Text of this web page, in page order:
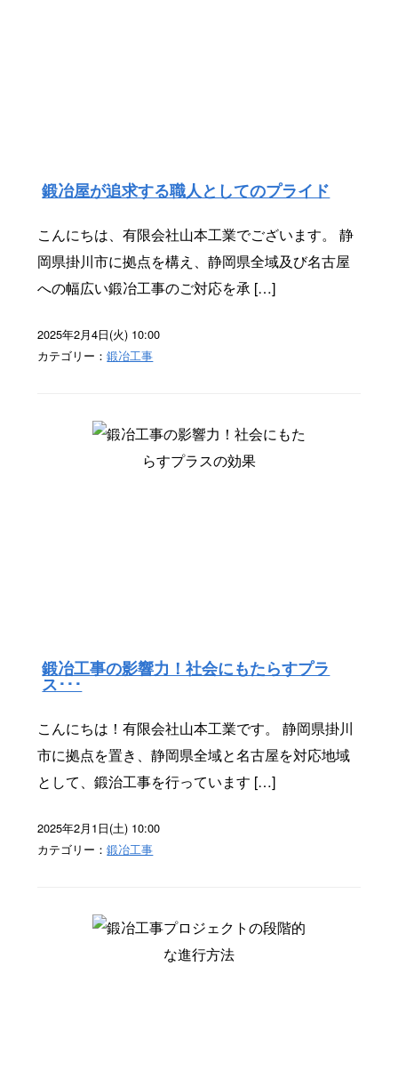
鍛冶屋が追求する職人としてのプライド
こんにちは、有限会社山本工業でございます。 静
岡県掛川市に拠点を構え、静岡県全域及び名古屋
への幅広い鍛冶工事のご対応を承 […]
2025年2月4日(火) 10:00
カテゴリー：鍛冶工事
鍛冶工事の影響力！社会にもたらすプラ
ス･･･
こんにちは！有限会社山本工業です。 静岡県掛川
市に拠点を置き、静岡県全域と名古屋を対応地域
として、鍛治工事を行っています […]
2025年2月1日(土) 10:00
カテゴリー：鍛冶工事